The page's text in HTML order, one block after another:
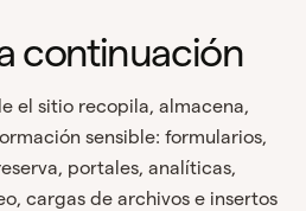
continuación
el sitio recopila, almacena,
sensible: formularios,
portales, analíticas,
cargas de archivos e insertos